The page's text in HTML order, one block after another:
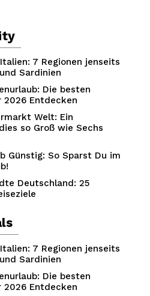
7 Regionen jenseits
Sardinien
Die besten
2026 Entdecken
Welt: Ein
so Groß wie Sechs
Günstig: So Sparst Du im
Deutschland: 25
7 Regionen jenseits
Sardinien
Die besten
2026 Entdecken